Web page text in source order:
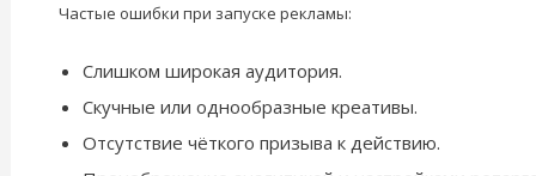
Частые ошибки при запуске рекламы:
Слишком широкая аудитория.
Скучные или однообразные креативы.
Отсутствие чёткого призыва к действию.